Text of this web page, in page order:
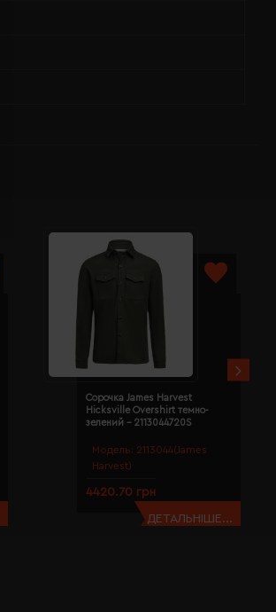
Модель: 2113044(James
Harvest)
Сорочка James Harvest
Hicksville Overshirt темно-
зелений - 2113044720S
4420.70 грн
ДЕТАЛЬНІШЕ...